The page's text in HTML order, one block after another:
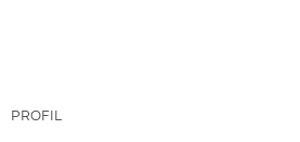
PROFIL